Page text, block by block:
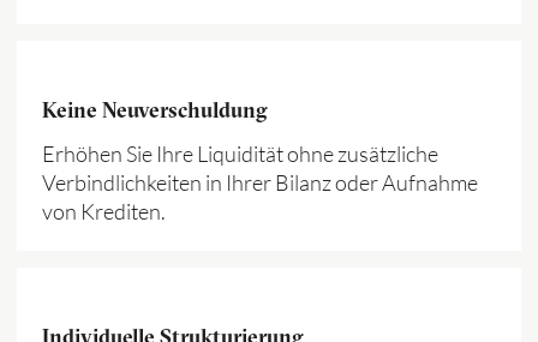
Keine Neuverschuldung
Erhöhen Sie Ihre Liquidität ohne zusätzliche
Verbindlichkeiten in Ihrer Bilanz oder Aufnahme
von Krediten.